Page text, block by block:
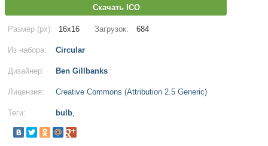
Скачать ICO
Размер (px): 16x16 Загрузок: 684
Из набора: Circular
Дизайнер: Ben Gillbanks
Лицензия: Creative Commons (Attribution 2.5 Generic)
Теги: bulb,